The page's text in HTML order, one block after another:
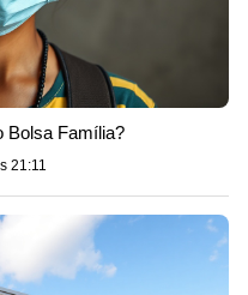
Bolsa Família?
21:11